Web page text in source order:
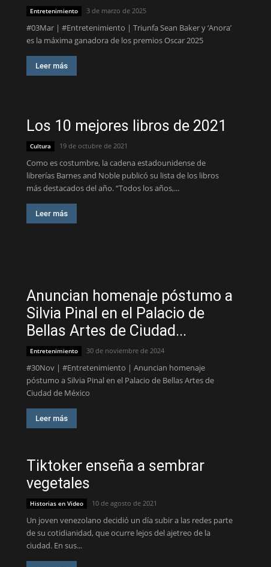
Entretenimiento 3 de marzo de 2025
#03Mar | #Entretenimiento | Triunfa Sean Baker y ‘Anora’
es la máxima ganadora de los premios Oscar 2025
Leer más
Los 10 mejores libros de 2021
Cultura 19 de octubre de 2021
Como es costumbre, la cadena estadounidense de
librerías Barnes and Noble publicó su lista de los libros
más destacados del año. “Todos los años,...
Leer más
Anuncian homenaje póstumo a
Silvia Pinal en el Palacio de
Bellas Artes de Ciudad...
Entretenimiento 30 de noviembre de 2024
#30Nov | #Entretenimiento | Anuncian homenaje
póstumo a Silvia Pinal en el Palacio de Bellas Artes de
Ciudad de México
Leer más
Tiktoker enseña a sembrar
vegetales
Historias en Video 10 de agosto de 2021
Un joven venezolano decidió un día subir a las redes parte
de su cotidianidad, que ocurre lejos del ajetreo de la
ciudad. En sus...